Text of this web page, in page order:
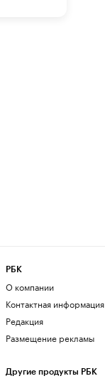
РБК
О компании
Контактная информация
Редакция
Размещение рекламы
Другие продукты РБК